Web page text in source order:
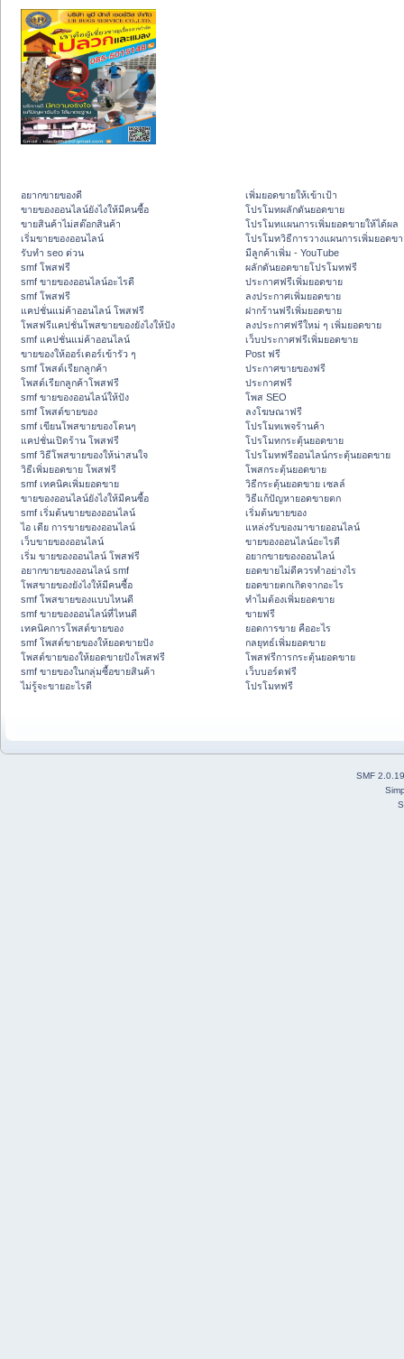
อยากขายของดี
ขายของออนไลน์ยังไงให้มีคนซื้อ
ขายสินค้าไม่สต๊อกสินค้า
เริ่มขายของออนไลน์
รับทำ seo ด่วน
smf โพสฟรี
smf ขายของออนไลน์อะไรดี
smf โพสฟรี
แคปชั่นแม่ค้าออนไลน์ โพสฟรี
โพสฟรีแคปชั่นโพสขายของยังไงให้ปัง
smf แคปชั่นแม่ค้าออนไลน์
ขายของให้ออร์เดอร์เข้ารัว ๆ
smf โพสต์เรียกลูกค้า
โพสต์เรียกลูกค้าโพสฟรี
smf ขายของออนไลน์ให้ปัง
smf โพสต์ขายของ
smf เขียนโพสขายของโดนๆ
แคปชั่นเปิดร้าน โพสฟรี
smf วิธีโพสขายของให้น่าสนใจ
วิธีเพิ่มยอดขาย โพสฟรี
smf เทคนิคเพิ่มยอดขาย
ขายของออนไลน์ยังไงให้มีคนซื้อ
smf เริ่มต้นขายของออนไลน์
ไอ เดีย การขายของออนไลน์
เว็บขายของออนไลน์
เริ่ม ขายของออนไลน์ โพสฟรี
อยากขายของออนไลน์ smf
โพสขายของยังไงให้มีคนซื้อ
smf โพสขายของแบบไหนดี
smf ขายของออนไลน์ที่ไหนดี
เทคนิคการโพสต์ขายของ
smf โพสต์ขายของให้ยอดขายปัง
โพสต์ขายของให้ยอดขายปังโพสฟรี
smf ขายของในกลุ่มซื้อขายสินค้า
ไม่รู้จะขายอะไรดี
เพิ่มยอดขายให้เข้าเป้า
โปรโมทผลักดันยอดขาย
โปรโมทแผนการเพิ่มยอดขายให้ได้ผล
โปรโมทวิธีการวางแผนการเพิ่มยอดข
มีลูกค้าเพิ่ม - YouTube
ผลักดันยอดขายโปรโมทฟรี
ประกาศฟรีเพิ่มยอดขาย
ลงประกาศเพิ่มยอดขาย
ฝากร้านฟรีเพิ่มยอดขาย
ลงประกาศฟรีใหม่ ๆ เพิ่มยอดขาย
เว็บประกาศฟรีเพิ่มยอดขาย
Post ฟรี
ประกาศขายของฟรี
ประกาศฟรี
โพส SEO
ลงโฆษณาฟรี
โปรโมทเพจร้านค้า
โปรโมทกระตุ้นยอดขาย
โปรโมทฟรีออนไลน์กระตุ้นยอดขาย
โพสกระตุ้นยอดขาย
วิธีกระตุ้นยอดขาย เซลล์
วิธีแก้ปัญหายอดขายตก
เริ่มต้นขายของ
แหล่งรับของมาขายออนไลน์
ขายของออนไลน์อะไรดี
อยากขายของออนไลน์
ยอดขายไม่ดีควรทำอย่างไร
ยอดขายตกเกิดจากอะไร
ทำไมต้องเพิ่มยอดขาย
ขายฟรี
ยอดการขาย คืออะไร
กลยุทธ์เพิ่มยอดขาย
โพสฟรีการกระตุ้นยอดขาย
เว็บบอร์ดฟรี
โปรโมทฟรี
SMF 2.0.19